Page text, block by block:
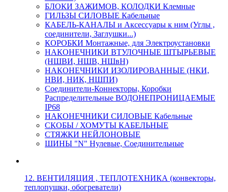
БЛОКИ ЗАЖИМОВ, КОЛОДКИ Клемные
ГИЛЬЗЫ СИЛОВЫЕ Кабельные
КАБЕЛЬ-КАНАЛЫ и Аксессуары к ним (Углы ,
соединители, Заглушки...)
КОРОБКИ Монтажные, для Электроустановки
НАКОНЕЧНИКИ ВТУЛОЧНЫЕ ШТЫРЬЕВЫЕ
(НШВИ, НШВ, НШвН)
НАКОНЕЧНИКИ ИЗОЛИРОВАННЫЕ (НКИ,
НВИ, НИК, НШПИ)
Соединители-Коннекторы, Коробки
Распределительные ВОДОНЕПРОНИЦАЕМЫЕ
IP68
НАКОНЕЧНИКИ СИЛОВЫЕ Кабельные
СКОБЫ / ХОМУТЫ КАБЕЛЬНЫЕ
СТЯЖКИ НЕЙЛОНОВЫЕ
ШИНЫ "N" Нулевые, Соединительные
12. ВЕНТИЛЯЦИЯ , ТЕПЛОТЕХНИКА (конвекторы,
теплопушки, обогреватели)